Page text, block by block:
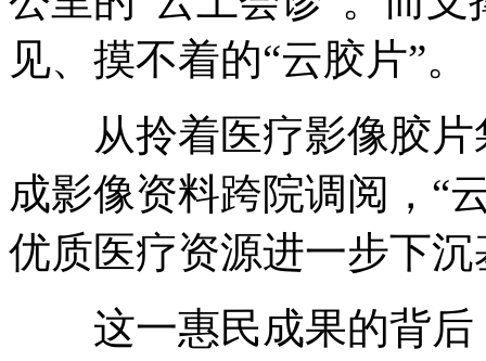
见、摸不着的“云胶片”。
从拎着医疗影像胶片
成影像资料跨院调阅，“
优质医疗资源进一步下沉
这一惠民成果的背后